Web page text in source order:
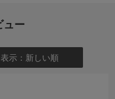
ュー
表示：新しい順